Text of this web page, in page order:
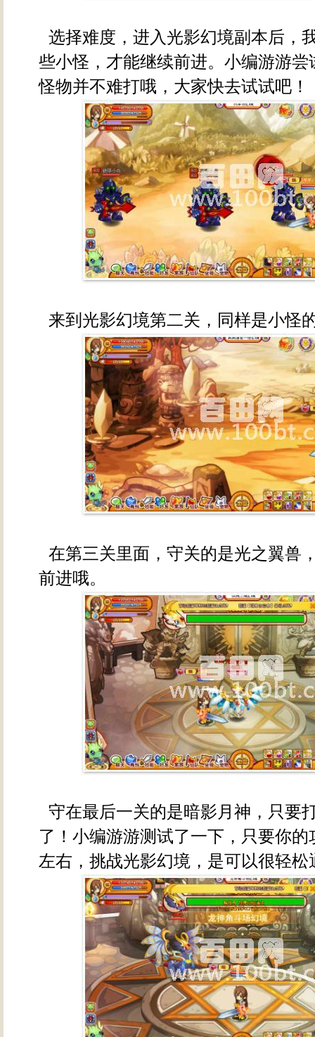
选择难度，进入光影幻境副本后，
些小怪，才能继续前进。小编游游尝
怪物并不难打哦，大家快去试试吧！
来到光影幻境第二关，同样是小怪
在第三关里面，守关的是光之翼兽
前进哦。
守在最后一关的是暗影月神，只要
了！小编游游测试了一下，只要你的
左右，挑战光影幻境，是可以很轻松